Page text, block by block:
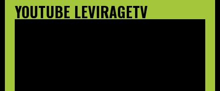
YOUTUBE LEVIRAGETV